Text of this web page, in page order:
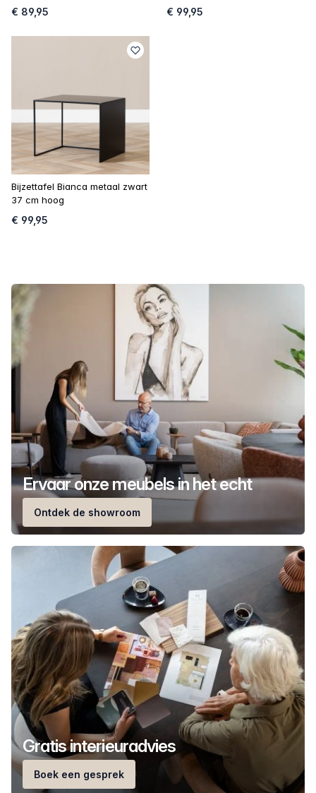
€ 89,95 € 99,95
Bijzettafel Bianca metaal zwart
37 cm hoog
€ 99,95
Ervaar onze meubels in het echt
Ontdek de showroom
Gratis interieuradvies
Boek een gesprek